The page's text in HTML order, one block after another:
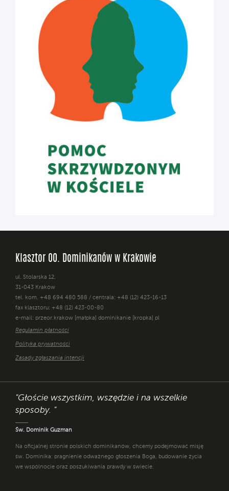
Klasztor OO. Dominikanów w Krakowie
ul. Stolarska 12,
31-043 Kraków
tel. kom. +48 694 480 588 / centrala: +48 (12) 423-16-13
fax klasztoru: +48 (12) 423-00-80
e-mail: przeor.krakow [małpka] dominikanie [kropka] pl
Regulamin płatności
Polityka prywatności
Zasady zgłaszania intencji
"Głoście wszystkim, wszędzie i na wszelkie
sposoby. "
Św. Dominik Guzman
Na oficjalnej stronie polskich dominikanów, chcemy podejmować misję
św. Dominika: pragnienie odważnego głoszenia Boga, budowanie życia
we wspólnocie oraz poszukiwania prawdy w świecie.